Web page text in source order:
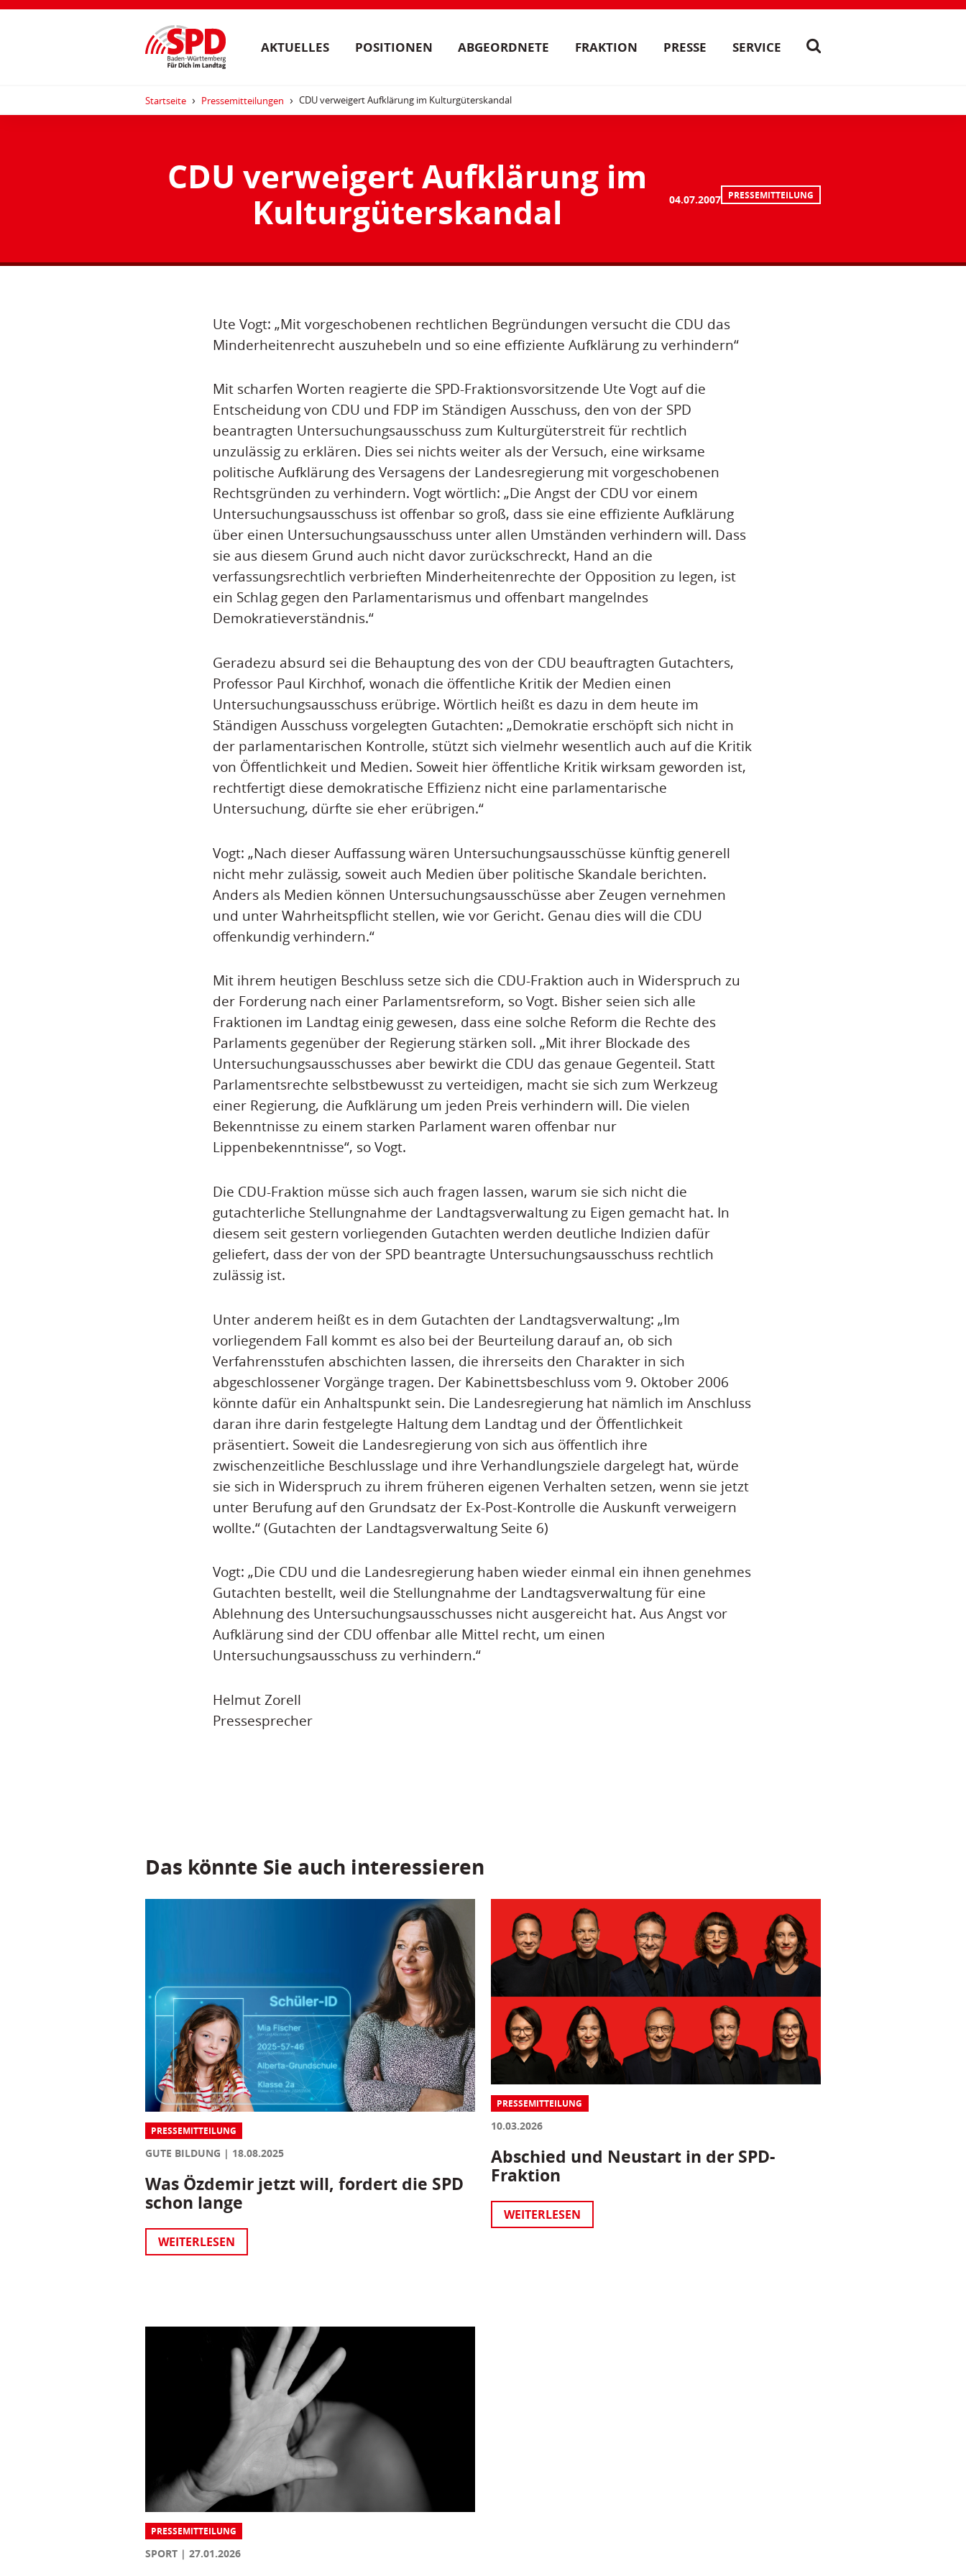
AKTUELLES POSITIONEN ABGEORDNETE FRAKTION PRESSE SERVICE
Startseite Pressemitteilungen CDU verweigert Aufklärung im Kulturgüterskandal
CDU verweigert Aufklärung im
Kulturgüterskandal
04.07.2007 PRESSEMITTEILUNG
Ute Vogt: „Mit vorgeschobenen rechtlichen Begründungen versucht die CDU das
Minderheitenrecht auszuhebeln und so eine effiziente Aufklärung zu verhindern“
Mit scharfen Worten reagierte die SPD-Fraktionsvorsitzende Ute Vogt auf die
Entscheidung von CDU und FDP im Ständigen Ausschuss, den von der SPD
beantragten Untersuchungsausschuss zum Kulturgüterstreit für rechtlich
unzulässig zu erklären. Dies sei nichts weiter als der Versuch, eine wirksame
politische Aufklärung des Versagens der Landesregierung mit vorgeschobenen
Rechtsgründen zu verhindern. Vogt wörtlich: „Die Angst der CDU vor einem
Untersuchungsausschuss ist offenbar so groß, dass sie eine effiziente Aufklärung
über einen Untersuchungsausschuss unter allen Umständen verhindern will. Dass
sie aus diesem Grund auch nicht davor zurückschreckt, Hand an die
verfassungsrechtlich verbrieften Minderheitenrechte der Opposition zu legen, ist
ein Schlag gegen den Parlamentarismus und offenbart mangelndes
Demokratieverständnis.“
Geradezu absurd sei die Behauptung des von der CDU beauftragten Gutachters,
Professor Paul Kirchhof, wonach die öffentliche Kritik der Medien einen
Untersuchungsausschuss erübrige. Wörtlich heißt es dazu in dem heute im
Ständigen Ausschuss vorgelegten Gutachten: „Demokratie erschöpft sich nicht in
der parlamentarischen Kontrolle, stützt sich vielmehr wesentlich auch auf die Kritik
von Öffentlichkeit und Medien. Soweit hier öffentliche Kritik wirksam geworden ist,
rechtfertigt diese demokratische Effizienz nicht eine parlamentarische
Untersuchung, dürfte sie eher erübrigen.“
Vogt: „Nach dieser Auffassung wären Untersuchungsausschüsse künftig generell
nicht mehr zulässig, soweit auch Medien über politische Skandale berichten.
Anders als Medien können Untersuchungsausschüsse aber Zeugen vernehmen
und unter Wahrheitspflicht stellen, wie vor Gericht. Genau dies will die CDU
offenkundig verhindern.“
Mit ihrem heutigen Beschluss setze sich die CDU-Fraktion auch in Widerspruch zu
der Forderung nach einer Parlamentsreform, so Vogt. Bisher seien sich alle
Fraktionen im Landtag einig gewesen, dass eine solche Reform die Rechte des
Parlaments gegenüber der Regierung stärken soll. „Mit ihrer Blockade des
Untersuchungsausschusses aber bewirkt die CDU das genaue Gegenteil. Statt
Parlamentsrechte selbstbewusst zu verteidigen, macht sie sich zum Werkzeug
einer Regierung, die Aufklärung um jeden Preis verhindern will. Die vielen
Bekenntnisse zu einem starken Parlament waren offenbar nur
Lippenbekenntnisse“, so Vogt.
Die CDU-Fraktion müsse sich auch fragen lassen, warum sie sich nicht die
gutachterliche Stellungnahme der Landtagsverwaltung zu Eigen gemacht hat. In
diesem seit gestern vorliegenden Gutachten werden deutliche Indizien dafür
geliefert, dass der von der SPD beantragte Untersuchungsausschuss rechtlich
zulässig ist.
Unter anderem heißt es in dem Gutachten der Landtagsverwaltung: „Im
vorliegendem Fall kommt es also bei der Beurteilung darauf an, ob sich
Verfahrensstufen abschichten lassen, die ihrerseits den Charakter in sich
abgeschlossener Vorgänge tragen. Der Kabinettsbeschluss vom 9. Oktober 2006
könnte dafür ein Anhaltspunkt sein. Die Landesregierung hat nämlich im Anschluss
daran ihre darin festgelegte Haltung dem Landtag und der Öffentlichkeit
präsentiert. Soweit die Landesregierung von sich aus öffentlich ihre
zwischenzeitliche Beschlusslage und ihre Verhandlungsziele dargelegt hat, würde
sie sich in Widerspruch zu ihrem früheren eigenen Verhalten setzen, wenn sie jetzt
unter Berufung auf den Grundsatz der Ex-Post-Kontrolle die Auskunft verweigern
wollte.“ (Gutachten der Landtagsverwaltung Seite 6)
Vogt: „Die CDU und die Landesregierung haben wieder einmal ein ihnen genehmes
Gutachten bestellt, weil die Stellungnahme der Landtagsverwaltung für eine
Ablehnung des Untersuchungsausschusses nicht ausgereicht hat. Aus Angst vor
Aufklärung sind der CDU offenbar alle Mittel recht, um einen
Untersuchungsausschuss zu verhindern.“
Helmut Zorell
Pressesprecher
Das könnte Sie auch interessieren
PRESSEMITTEILUNG
GUTE BILDUNG 18.08.2025
Was Özdemir jetzt will, fordert die SPD
schon lange
WEITERLESEN
PRESSEMITTEILUNG
10.03.2026
Abschied und Neustart in der SPD-
Fraktion
WEITERLESEN
PRESSEMITTEILUNG
SPORT 27.01.2026